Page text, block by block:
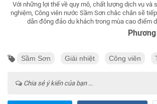
Với những lợi thế về quy mô, chất lượng dịch vụ và
nghiệm, Công viên nước Sầm Sơn chắc chắn sẽ
dẫn đông đảo du khách trong mùa cao điểm
Sầm Sơn Giải nhiệt Công viên
Chia sẻ ý kiến của bạn ...